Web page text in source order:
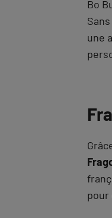
Bo
une
pour